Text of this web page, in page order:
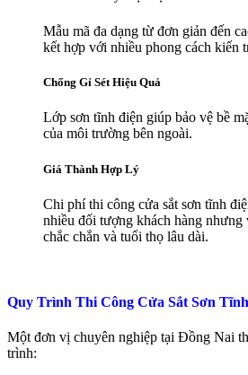
Mẫu mã đa dạng từ đơn giản đến
kết hợp với nhiều phong cách kiến
Chống Gỉ Sét Hiệu Quả
Lớp sơn tĩnh điện giúp bảo vệ bề
của môi trường bên ngoài.
Giá Thành Hợp Lý
Chi phí thi công cửa sắt sơn tĩnh
nhiều đối tượng khách hàng nhưng
chắc chắn và tuổi thọ lâu dài.
Quy Trình Thi Công Cửa Sắt Sơn
Một đơn vị chuyên nghiệp tại Đồng Nai
trình: